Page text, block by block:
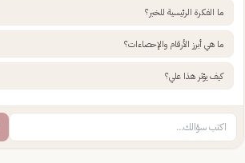
ما الفكرة الرئيسية للخبر؟
ما هي أبرز الأرقام والإحصاءات؟
كيف يؤثر هذا علي؟